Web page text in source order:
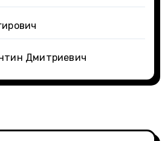
Дмитриевич